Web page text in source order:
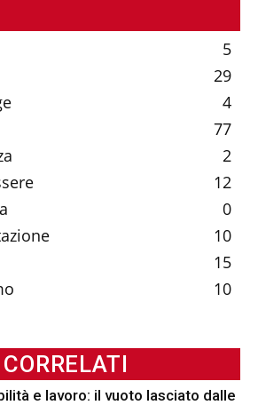
5
29
4
77
2
12
0
10
15
10
e lavoro: il vuoto lasciato dalle